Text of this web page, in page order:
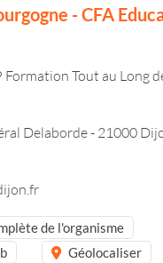
- CFA
Formation Tout au Long
Delaborde - 21000
de l'organisme
Géolocaliser